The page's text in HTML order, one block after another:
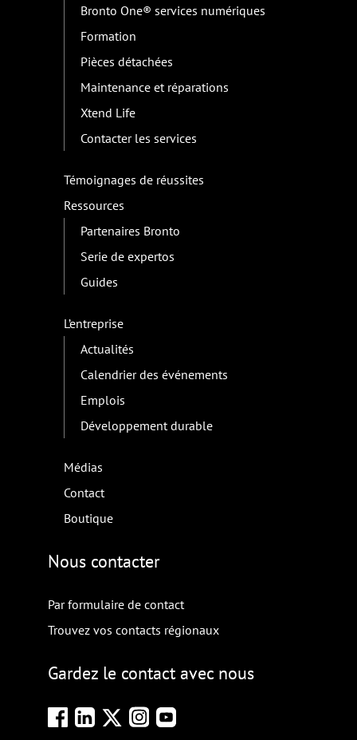
Bronto One® services numériques
Formation
Pièces détachées
Maintenance et réparations
Xtend Life
Contacter les services
Témoignages de réussites
Ressources
Partenaires Bronto
Serie de expertos
Guides
L’entreprise
Actualités
Calendrier des événements
Emplois
Développement durable
Médias
Contact
Boutique
Nous contacter
Par formulaire de contact
Trouvez vos contacts régionaux
Gardez le contact avec nous